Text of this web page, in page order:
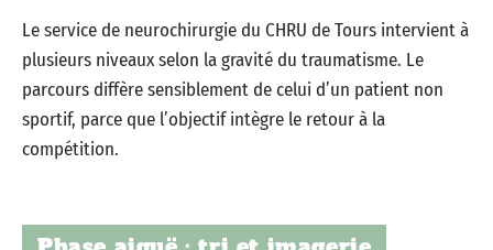
Le service de neurochirurgie du CHRU de Tours intervient à
plusieurs niveaux selon la gravité du traumatisme. Le
parcours diffère sensiblement de celui d’un patient non
sportif, parce que l’objectif intègre le retour à la
compétition.